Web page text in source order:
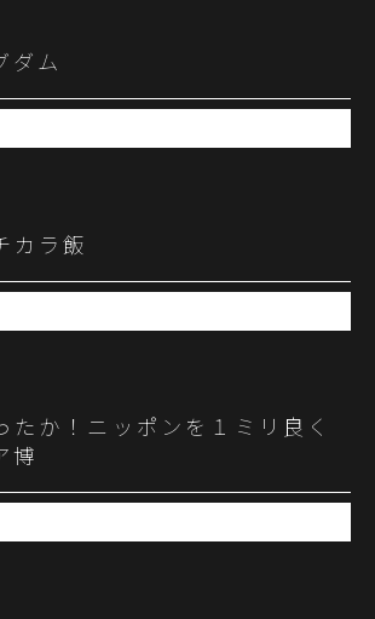
ダム
カラ飯
たか！ニッポンを１ミリ良く
博